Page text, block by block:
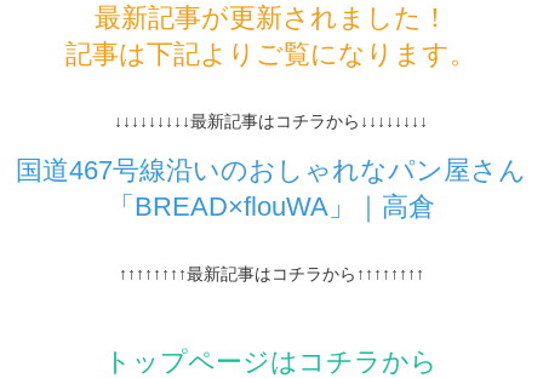
最新記事が更新されました！
記事は下記よりご覧になります。
↓↓↓↓↓↓↓↓↓最新記事はコチラから↓↓↓↓↓↓↓↓
国道467号線沿いのおしゃれなパン屋さん
「BREAD×flouWA」｜高倉
↑↑↑↑↑↑↑↑最新記事はコチラから↑↑↑↑↑↑↑↑
トップページはコチラから